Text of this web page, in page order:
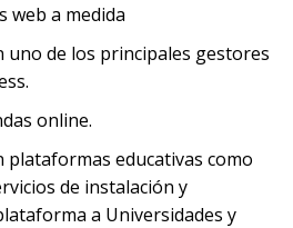
web a medida
uno de los principales gestores
online.
plataformas educativas como
de instalación y
a Universidades y